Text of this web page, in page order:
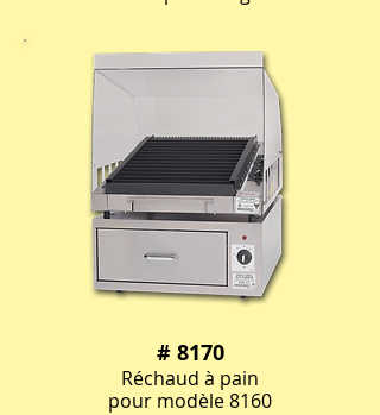
# 8170
Réchaud à pain
pour modèle 8160